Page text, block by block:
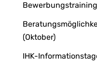
(Oktober)
IHK-